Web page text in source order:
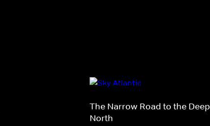
The Narrow Road to the Deep
North